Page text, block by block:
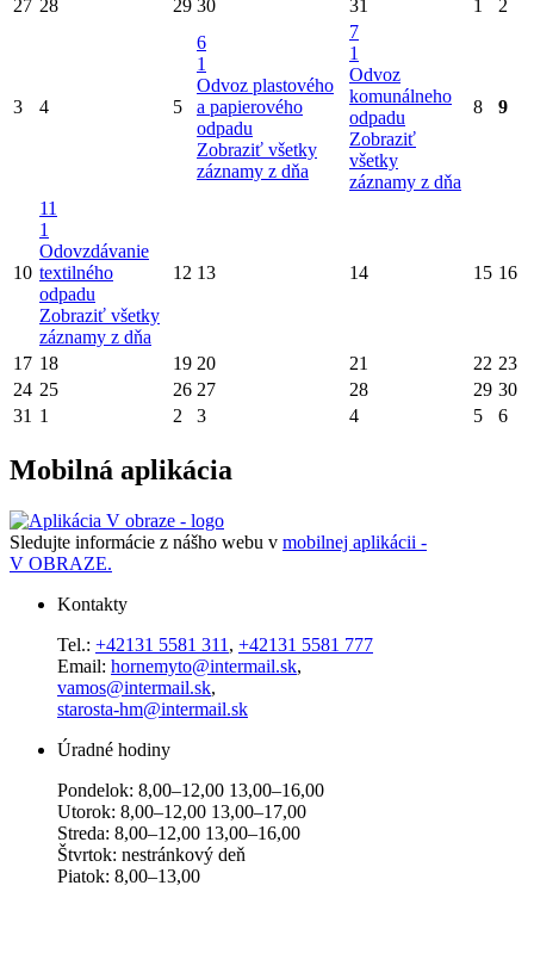
27 28 29 30 31 1 2
3 4 5
6
1
Odvoz plastového
a papierového
odpadu
Zobraziť všetky
záznamy z dňa
7
1
Odvoz
komunálneho
odpadu
Zobraziť
všetky
záznamy z dňa
8 9
10
11
1
Odovzdávanie
textilného
odpadu
Zobraziť všetky
záznamy z dňa
12 13 14 15 16
17 18 19 20 21 22 23
24 25 26 27 28 29 30
31 1 2 3 4 5 6
Mobilná aplikácia
Sledujte informácie z nášho webu v mobilnej aplikácii -
V OBRAZE.
Kontakty
Tel.: +42131 5581 311 , +42131 5581 777
Email: hornemyto@intermail.sk,
vamos@intermail.sk,
starosta-hm@intermail.sk
Úradné hodiny
Pondelok: 8,00–12,00 13,00–16,00
Utorok: 8,00–12,00 13,00–17,00
Streda: 8,00–12,00 13,00–16,00
Štvrtok: nestránkový deň
Piatok: 8,00–13,00